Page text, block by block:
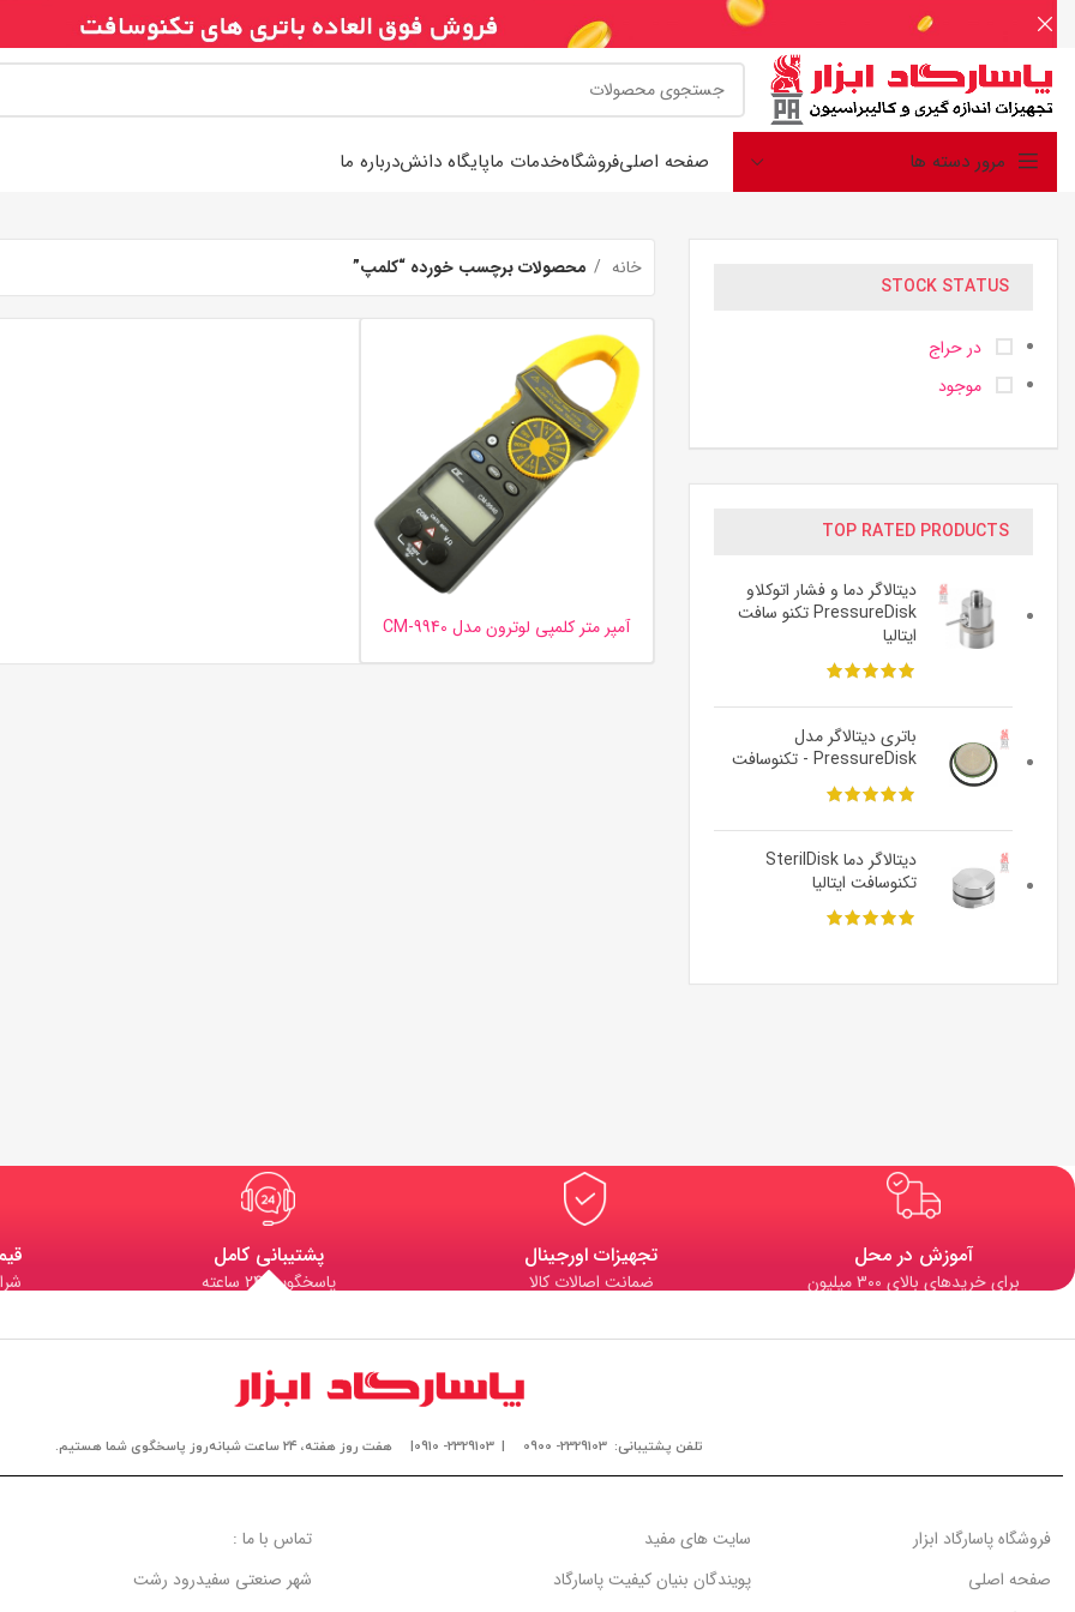
مرور دسته ها صفحه اصلیفروشگاهخدمات ماپایگاه دانشدرباره ما
STOCK STATUS
در حراج
موجود
TOP RATED PRODUCTS
دیتالاگر دما و فشار اتوکلاو
PressureDisk تکنو سافت
ایتالیا
باتری دیتالاگر مدل
PressureDisk - تکنوسافت
دیتالاگر دما SterilDisk
تکنوسافت ایتالیا
خانه محصولات برچسب خورده “کلمپ”
آمپر متر کلمپی لوترون مدل CM-9940
آموزش در محل
برای خریدهای بالای 300 میلیون
تجهیزات اورجینال
ضمانت اصالات کالا
پشتیبانی کامل
پاسخگویی 24 ساعته
تلفن پشتیبانی: 2329103- 0900 | 2329103- 0910| هفت روز هفته، ۲۴ ساعت شبانه‌روز پاسخگوی شما هستیم.
فروشگاه پاسارگاد ابزار
صفحه اصلی
سایت های مفید
پویندگان بنیان کیفیت پاسارگاد
تماس با ما :
شهر صنعتی سفیدرود رشت